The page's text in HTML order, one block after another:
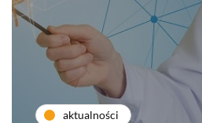
aktualności